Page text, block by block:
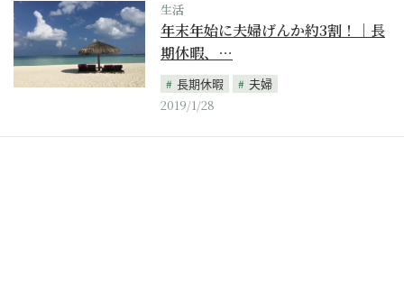
生活
年末年始に夫婦げんか約3割！｜長
期休暇、…
長期休暇
夫婦
2019/1/28